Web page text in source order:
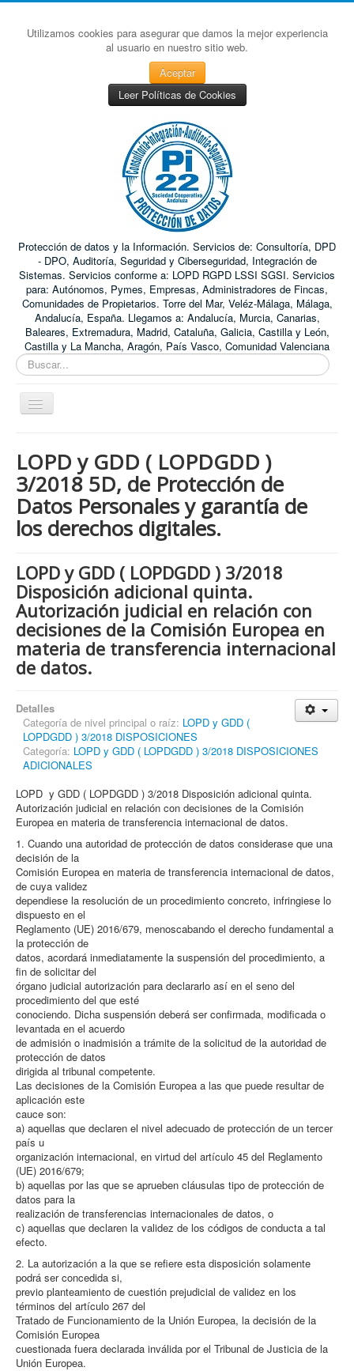
Utilizamos cookies para asegurar que damos la mejor experiencia
al usuario en nuestro sitio web.
Aceptar
Leer Políticas de Cookies
Protección de datos y la Información. Servicios de: Consultoría, DPD
- DPO, Auditoría, Seguridad y Ciberseguridad, Integración de
Sistemas. Servicios conforme a: LOPD RGPD LSSI SGSI. Servicios
para: Autónomos, Pymes, Empresas, Administradores de Fincas,
Comunidades de Propietarios. Torre del Mar, Veléz-Málaga, Málaga,
Andalucía, España. Llegamos a: Andalucía, Murcia, Canarias,
Baleares, Extremadura, Madrid, Cataluña, Galicia, Castilla y León,
Castilla y La Mancha, Aragón, País Vasco, Comunidad Valenciana
Buscar...
Toggle
Navigation
ZONA ABIERTA
Políticas de Privacidad
Políticas de Cookies
¿Quienes tienen que cumplir con la LOPD RGPD?
¿Estas cumpliendo con la LOPD - RGPD?
¿Que podemos hacer por ti?
¿Cuando es obligatorio nombrar un DPD / DPO ?
Notas
Nosotros y contacto
LOPD y GDD ( LOPDGDD )
3/2018 5D, de Protección de
Datos Personales y garantía de
los derechos digitales.
LOPD y GDD ( LOPDGDD ) 3/2018
Disposición adicional quinta.
Autorización judicial en relación con
decisiones de la Comisión Europea en
materia de transferencia internacional
de datos.
Detalles
Categoría de nivel principal o raíz: LOPD y GDD (
LOPDGDD ) 3/2018 DISPOSICIONES
Categoría: LOPD y GDD ( LOPDGDD ) 3/2018 DISPOSICIONES
ADICIONALES
LOPD y GDD ( LOPDGDD ) 3/2018 Disposición adicional quinta.
Autorización judicial en relación con decisiones de la Comisión
Europea en materia de transferencia internacional de datos.
1. Cuando una autoridad de protección de datos considerase que una
decisión de la
Comisión Europea en materia de transferencia internacional de datos,
de cuya validez
dependiese la resolución de un procedimiento concreto, infringiese lo
dispuesto en el
Reglamento (UE) 2016/679, menoscabando el derecho fundamental a
la protección de
datos, acordará inmediatamente la suspensión del procedimiento, a
fin de solicitar del
órgano judicial autorización para declararlo así en el seno del
procedimiento del que esté
conociendo. Dicha suspensión deberá ser confirmada, modificada o
levantada en el acuerdo
de admisión o inadmisión a trámite de la solicitud de la autoridad de
protección de datos
dirigida al tribunal competente.
Las decisiones de la Comisión Europea a las que puede resultar de
aplicación este
cauce son:
a) aquellas que declaren el nivel adecuado de protección de un tercer
país u
organización internacional, en virtud del artículo 45 del Reglamento
(UE) 2016/679;
b) aquellas por las que se aprueben cláusulas tipo de protección de
datos para la
realización de transferencias internacionales de datos, o
c) aquellas que declaren la validez de los códigos de conducta a tal
efecto.
2. La autorización a la que se refiere esta disposición solamente
podrá ser concedida si,
previo planteamiento de cuestión prejudicial de validez en los
términos del artículo 267 del
Tratado de Funcionamiento de la Unión Europea, la decisión de la
Comisión Europea
cuestionada fuera declarada inválida por el Tribunal de Justicia de la
Unión Europea.